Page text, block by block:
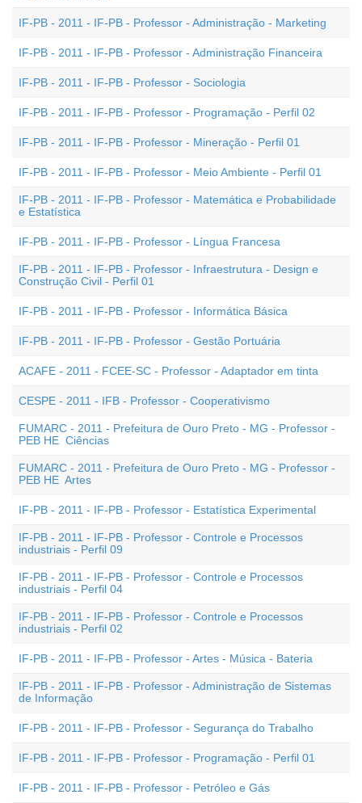
IF-PB - 2011 - IF-PB - Professor - Administração - Marketing
IF-PB - 2011 - IF-PB - Professor - Administração Financeira
IF-PB - 2011 - IF-PB - Professor - Sociologia
IF-PB - 2011 - IF-PB - Professor - Programação - Perfil 02
IF-PB - 2011 - IF-PB - Professor - Mineração - Perfil 01
IF-PB - 2011 - IF-PB - Professor - Meio Ambiente - Perfil 01
IF-PB - 2011 - IF-PB - Professor - Matemática e Probabilidade
e Estatística
IF-PB - 2011 - IF-PB - Professor - Língua Francesa
IF-PB - 2011 - IF-PB - Professor - Infraestrutura - Design e
Construção Civil - Perfil 01
IF-PB - 2011 - IF-PB - Professor - Informática Básica
IF-PB - 2011 - IF-PB - Professor - Gestão Portuária
ACAFE - 2011 - FCEE-SC - Professor - Adaptador em tinta
CESPE - 2011 - IFB - Professor - Cooperativismo
FUMARC - 2011 - Prefeitura de Ouro Preto - MG - Professor -
PEB HE  Ciências
FUMARC - 2011 - Prefeitura de Ouro Preto - MG - Professor -
PEB HE  Artes
IF-PB - 2011 - IF-PB - Professor - Estatística Experimental
IF-PB - 2011 - IF-PB - Professor - Controle e Processos
industriais - Perfil 09
IF-PB - 2011 - IF-PB - Professor - Controle e Processos
industriais - Perfil 04
IF-PB - 2011 - IF-PB - Professor - Controle e Processos
industriais - Perfil 02
IF-PB - 2011 - IF-PB - Professor - Artes - Música - Bateria
IF-PB - 2011 - IF-PB - Professor - Administração de Sistemas
de Informação
IF-PB - 2011 - IF-PB - Professor - Segurança do Trabalho
IF-PB - 2011 - IF-PB - Professor - Programação - Perfil 01
IF-PB - 2011 - IF-PB - Professor - Petróleo e Gás